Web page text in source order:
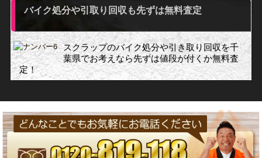
バイク処分や引取り回収も先ずは無料査定
スクラップのバイク処分や引き取り回収を千
葉県でお考えなら先ずは値段が付くか無料査
定！